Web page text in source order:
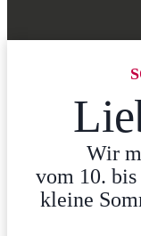
Wir
vom 10.
kleine